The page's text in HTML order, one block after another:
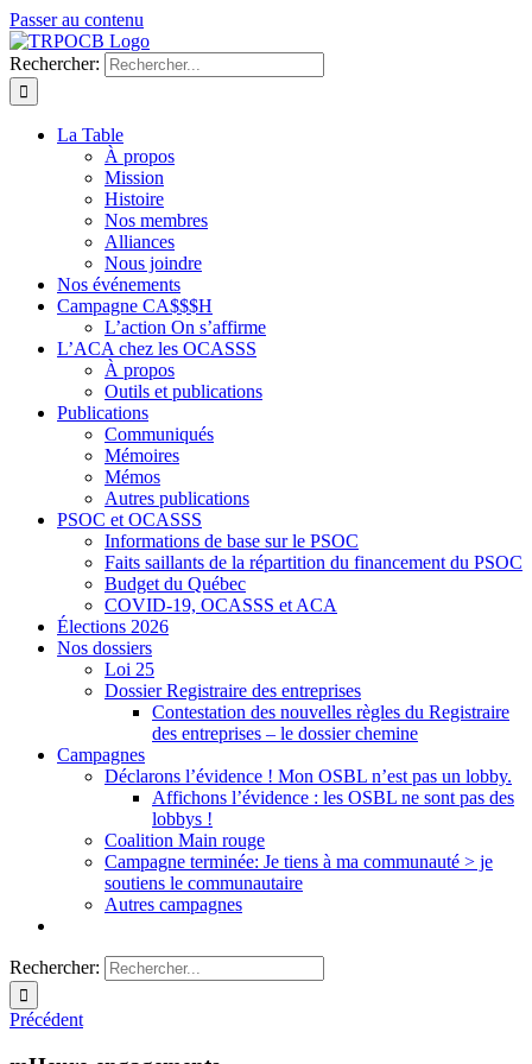
Passer au contenu
Rechercher:
La Table
À propos
Mission
Histoire
Nos membres
Alliances
Nous joindre
Nos événements
Campagne CA$$$H
L’action On s’affirme
L’ACA chez les OCASSS
À propos
Outils et publications
Publications
Communiqués
Mémoires
Mémos
Autres publications
PSOC et OCASSS
Informations de base sur le PSOC
Faits saillants de la répartition du financement du PSOC
Budget du Québec
COVID-19, OCASSS et ACA
Élections 2026
Nos dossiers
Loi 25
Dossier Registraire des entreprises
Contestation des nouvelles règles du Registraire
des entreprises – le dossier chemine
Campagnes
Déclarons l’évidence ! Mon OSBL n’est pas un lobby.
Affichons l’évidence : les OSBL ne sont pas des
lobbys !
Coalition Main rouge
Campagne terminée: Je tiens à ma communauté > je
soutiens le communautaire
Autres campagnes
Rechercher:
Précédent